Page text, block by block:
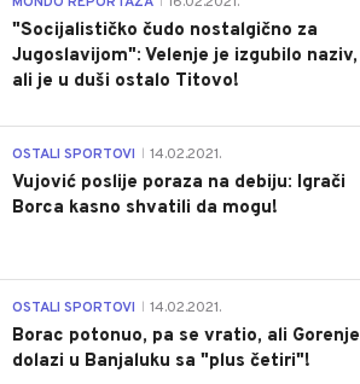
"Socijalističko čudo nostalgično za
Jugoslavijom": Velenje je izgubilo naziv,
ali je u duši ostalo Titovo!
OSTALI SPORTOVI 14.02.2021.
Vujović poslije poraza na debiju: Igrači
Borca kasno shvatili da mogu!
OSTALI SPORTOVI 14.02.2021.
Borac potonuo, pa se vratio, ali Gorenje
dolazi u Banjaluku sa "plus četiri"!